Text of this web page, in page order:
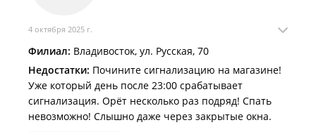
4 октября 2025 г.
Филиал: Владивосток, ул. Русская, 70
Недостатки: Почините сигнализацию на магазине!
Уже который день после 23:00 срабатывает
сигнализация. Орёт несколько раз подряд! Спать
невозможно! Слышно даже через закрытые окна.